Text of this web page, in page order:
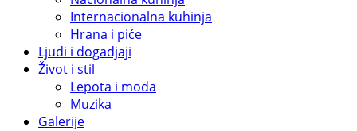
Internacionalna kuhinja
Hrana i piće
Ljudi i dogadjaji
Život i stil
Lepota i moda
Muzika
Galerije